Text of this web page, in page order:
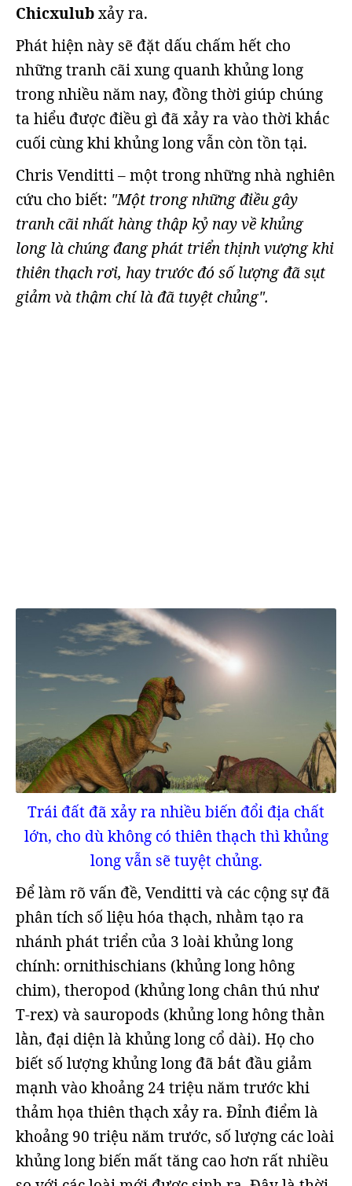
Chicxulubxảy ra.
Phát hiện này sẽ đặt dấu chấm hết cho
những tranh cãi xung quanh khủng long
trong nhiều năm nay, đồng thời giúp chúng
ta hiểu được điều gì đã xảy ra vào thời khắc
cuối cùng khi khủng long vẫn còn tồn tại.
Chris Venditti – một trong những nhà nghiên
cứu cho biết: "Một trong những điều gây
tranh cãi nhất hàng thập kỷ nay về khủng
long là chúng đang phát triển thịnh vượng khi
thiên thạch rơi, hay trước đó số lượng đã sụt
giảm và thậm chí là đã tuyệt chủng".
Trái đất đã xảy ra nhiều biến đổi địa chất
lớn, cho dù không có thiên thạch thì khủng
long vẫn sẽ tuyệt chủng.
Để làm rõ vấn đề, Venditti và các cộng sự đã
phân tích số liệu hóa thạch, nhằm tạo ra
nhánh phát triển của 3 loài khủng long
chính: ornithischians (khủng long hông
chim), theropod (khủng long chân thú như
T-rex) và sauropods (khủng long hông thằn
lằn, đại diện là khủng long cổ dài). Họ cho
biết số lượng khủng long đã bắt đầu giảm
mạnh vào khoảng 24 triệu năm trước khi
thảm họa thiên thạch xảy ra. Đỉnh điểm là
khoảng 90 triệu năm trước, số lượng các loài
khủng long biến mất tăng cao hơn rất nhiều